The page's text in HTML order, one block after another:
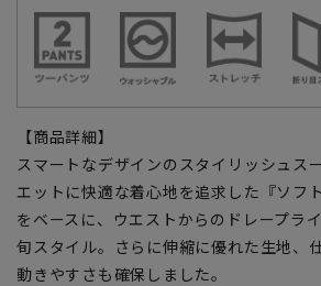
【商品詳細】
スマートなデザインのスタイリッシュス
エットに快適な着心地を追求した『ソフ
をベースに、ウエストからのドレープラ
旬スタイル。さらに伸縮に優れた生地、
動きやすさも確保しました。